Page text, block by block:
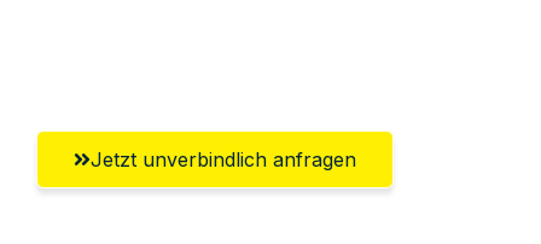
Jetzt unverbindlich anfragen